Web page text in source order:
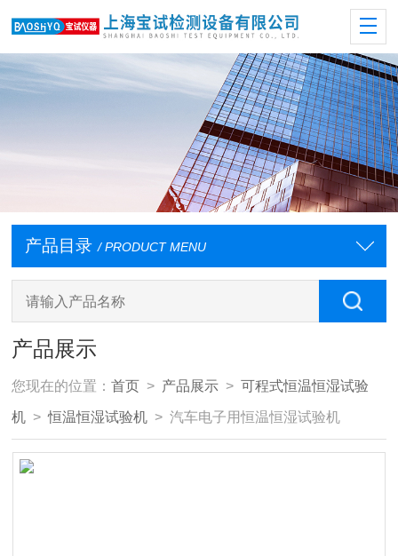
产品目录 / PRODUCT MENU
产品展示
您现在的位置：首页 > 产品展示 >可程式恒温恒湿试验
机 >恒温恒湿试验机 > 汽车电子用恒温恒湿试验机